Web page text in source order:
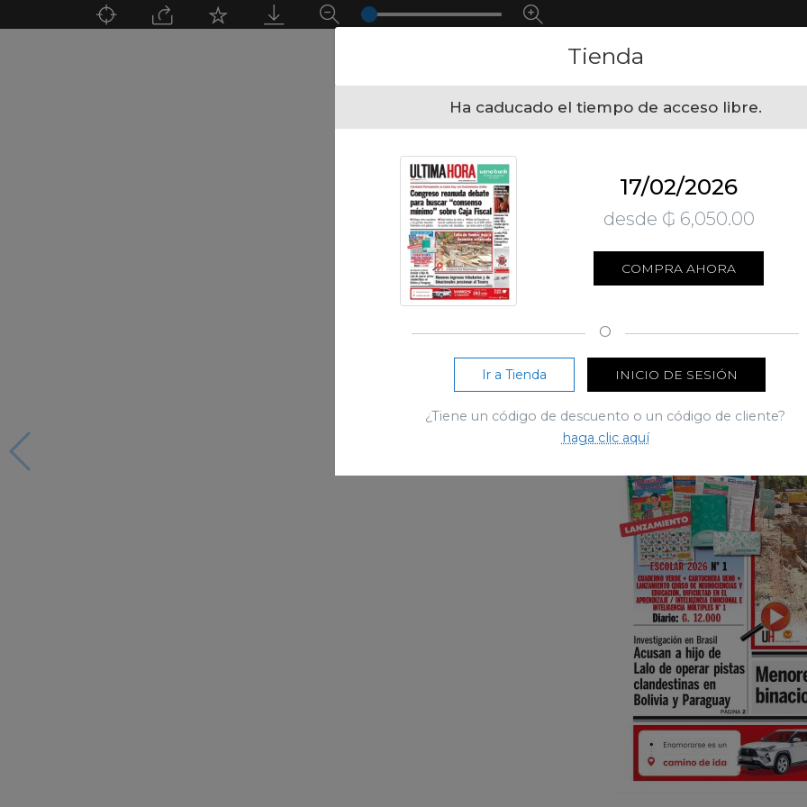
Tienda
Ha caducado el tiempo de acceso libre.
17/02/2026
desde ₲ 6,050.00
COMPRA AHORA
O
Ir a Tienda INICIO DE SESIÓN
¿Tiene un código de descuento o un código de cliente?
haga clic aquí